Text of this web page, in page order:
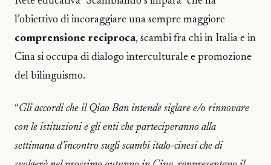
l’obiettivo di incoraggiare una sempre maggiore
comprensione reciproca, scambi fra chi in Italia e in
Cina si occupa di dialogo interculturale e promozione
del bilinguismo.
“Gli accordi che il Qiao Ban intende siglare e/o rinnovare
con le istituzioni e gli enti che parteciperanno alla
settimana d’incontro sugli scambi italo-cinesi che di